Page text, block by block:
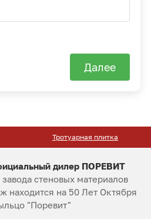
Далее
Тротуарная плитка
дилер ПОРЕВИТ
стеновых материалов
находится на 50 Лет Октября
"Поревит"